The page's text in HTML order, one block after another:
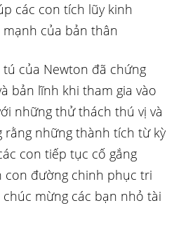
các con tích lũy kinh
của bản thân
của Newton đã chứng
bản lĩnh khi tham gia vào
những thử thách thú vị và
rằng những thành tích từ kỳ
con tiếp tục cố gắng
con đường chinh phục tri
mừng các bạn nhỏ tài